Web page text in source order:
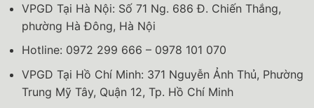
VPGD Tại Hà Nội: Số 71 Ng. 686 Đ. Chiến Thắng,
phường Hà Đông, Hà Nội
Hotline: 0972 299 666 – 0978 101 070
VPGD Tại Hồ Chí Minh: 371 Nguyễn Ảnh Thủ, Phường
Trung Mỹ Tây, Quận 12, Tp. Hồ Chí Minh